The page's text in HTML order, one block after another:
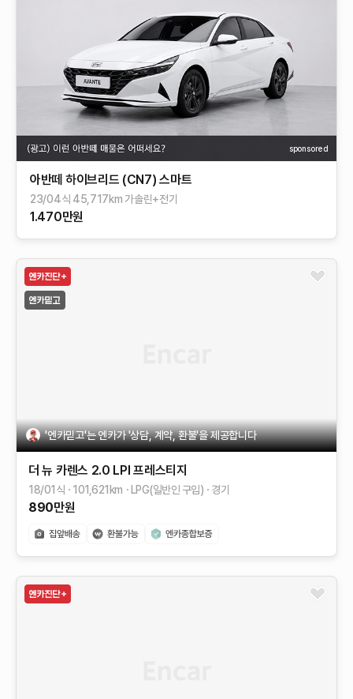
sponsored
아반떼 하이브리드 (CN7) 스마트
23/04식 45,717km 가솔린+전기
1.470만원
'엔카믿고'는 엔카가 '상담, 계약, 환불'을 제공합니다
더 뉴 카렌스 2.0 LPI 프레스티지
18/01식 101,621 km LPG(일반인 구입) 경기
890만원